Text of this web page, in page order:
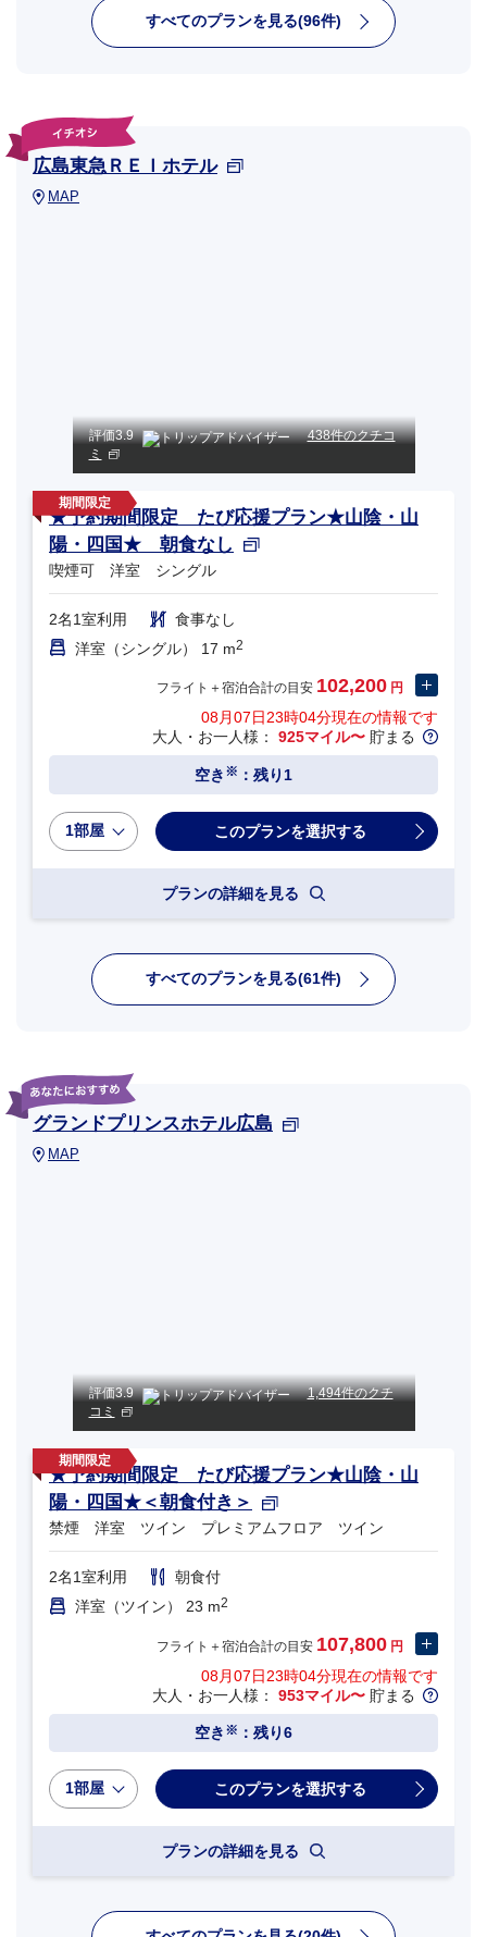
すべてのプランを見る(96件)
広島東急ＲＥＩホテル
MAP
評価3.9
438件のクチコ
ミ
★予約期間限定 たび応援プラン★山陰・山
陽・四国★ 朝食なし
喫煙可 洋室 シングル
2名1室利用
食事なし
洋室（シングル） 17 m2
フライト＋宿泊合計の目安 102,200 円
08月07日23時04分現在の情報です
大人・お一人様： 925マイル〜 貯まる
空き ※ ：残り1
1部屋
プランの詳細を見る
すべてのプランを見る(61件)
グランドプリンスホテル広島
MAP
評価3.9
1,494件のクチ
コミ
★予約期間限定 たび応援プラン★山陰・山
陽・四国★＜朝食付き＞
禁煙 洋室 ツイン プレミアムフロア ツイン
2名1室利用
朝食付
洋室（ツイン） 23 m2
フライト＋宿泊合計の目安 107,800 円
08月07日23時04分現在の情報です
大人・お一人様： 953マイル〜 貯まる
空き ※ ：残り6
1部屋
プランの詳細を見る